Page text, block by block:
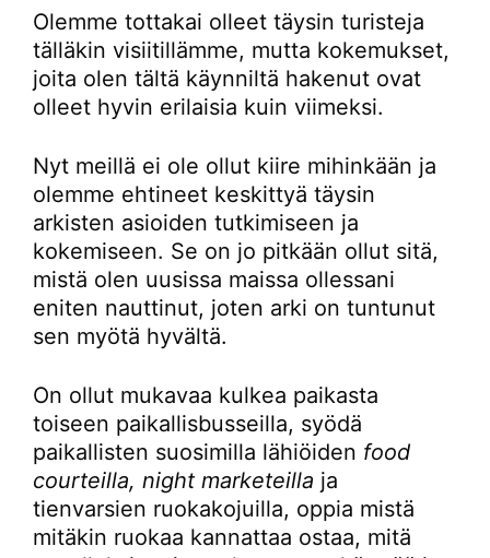
Olemme tottakai olleet täysin turisteja
tälläkin visiitillämme, mutta kokemukset,
joita olen tältä käynniltä hakenut ovat
olleet hyvin erilaisia kuin viimeksi.
Nyt meillä ei ole ollut kiire mihinkään ja
olemme ehtineet keskittyä täysin
arkisten asioiden tutkimiseen ja
kokemiseen. Se on jo pitkään ollut sitä,
mistä olen uusissa maissa ollessani
eniten nauttinut, joten arki on tuntunut
sen myötä hyvältä.
On ollut mukavaa kulkea paikasta
toiseen paikallisbusseilla, syödä
paikallisten suosimilla lähiöiden food
courteilla, night marketeilla ja
tienvarsien ruokakojuilla, oppia mistä
mitäkin ruokaa kannattaa ostaa, mitä